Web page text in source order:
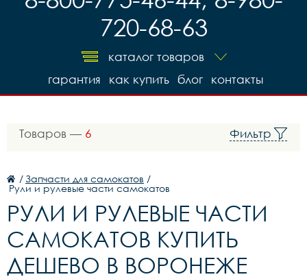
720-68-63
каталог товаров
контакты
блог
как купить
гарантия
Товаров — 6 Фильтр
/ Запчасти для самокатов /
Рули и рулевые части самокатов
РУЛИ И РУЛЕВЫЕ ЧАСТИ
САМОКАТОВ КУПИТЬ
ДЕШЕВО В ВОРОНЕЖЕ